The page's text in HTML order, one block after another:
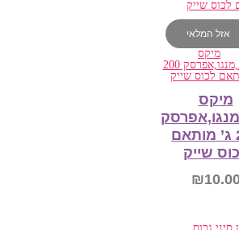
הוספה לסל
אזל המלאי
מיקס
200 ג’ מותאם
שייק
₪